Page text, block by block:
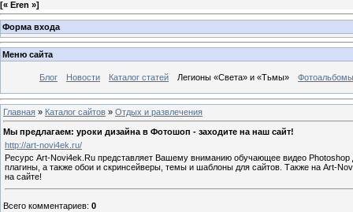
[« Eren »]
Форма входа
Меню сайта
Блог Новости Каталог статей Легионы «Света» и «Тьмы» Фотоальбомы
Главная » Каталог сайтов » Отдых и развлечения
Мы предлагаем: уроки дизайна в Фотошоп - заходите на наш сайт!
http://art-novi4ek.ru/
Ресурс Art-Novi4ek.Ru представляет Вашему вниманию обучающее видео
плагины, а также обои и скринсейверы, темы и шаблоны для сайтов. Также на Art-
на сайте!
Всего комментариев: 0